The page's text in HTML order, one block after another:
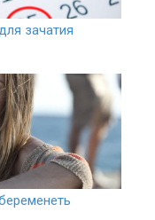
зачатия